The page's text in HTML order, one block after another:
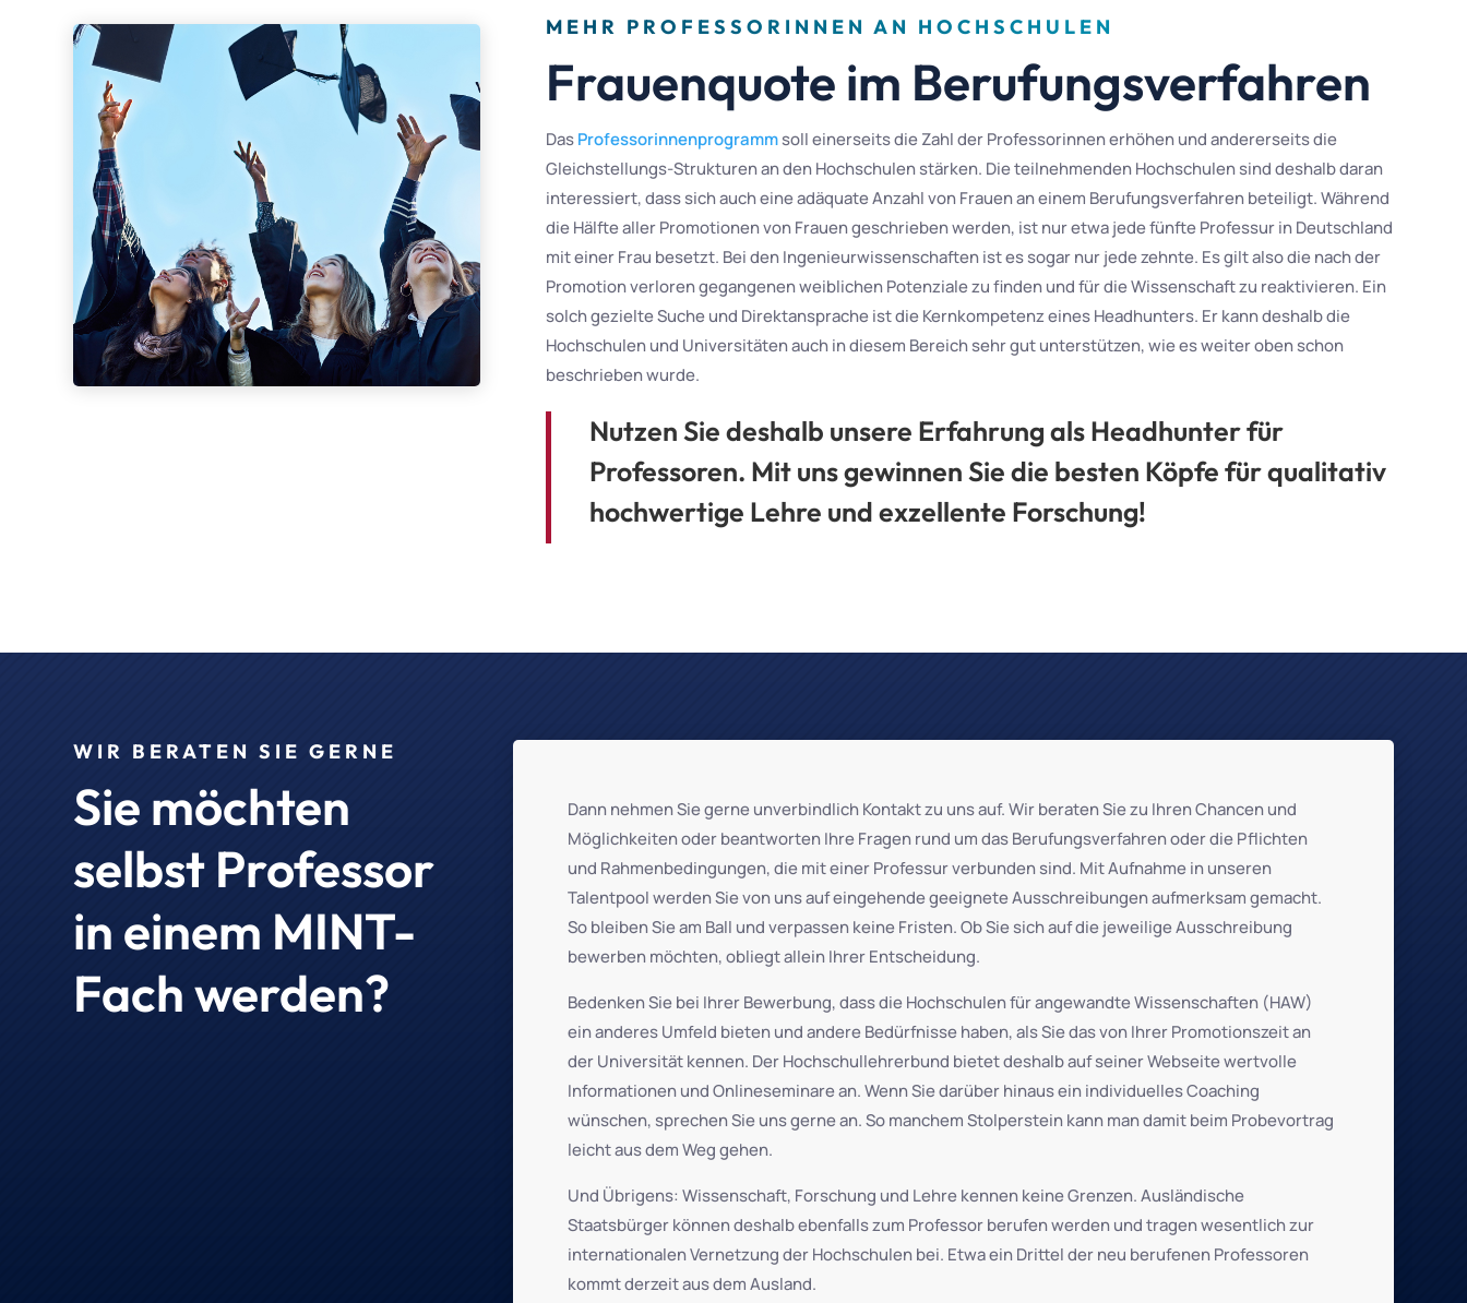
MEHR PROFESSORINNEN AN HOCHSCHULEN
Frauenquote im Berufungsverfahren
DasProfessorinnenprogrammsoll einerseits die Zahl der Professorinnen erhöhen und andererseits die
Gleichstellungs-Strukturen an den Hochschulen stärken. Die teilnehmenden Hochschulen sind deshalb daran
interessiert, dass sich auch eine adäquate Anzahl von Frauen an einem Berufungsverfahren beteiligt. Während
die Hälfte aller Promotionen von Frauen geschrieben werden, ist nur etwa jede fünfte Professur in Deutschland
mit einer Frau besetzt. Bei den Ingenieurwissenschaften ist es sogar nur jede zehnte. Es gilt also die nach der
Promotion verloren gegangenen weiblichen Potenziale zu finden und für die Wissenschaft zu reaktivieren. Ein
solch gezielte Suche und Direktansprache ist die Kernkompetenz eines Headhunters. Er kann deshalb die
Hochschulen und Universitäten auch in diesem Bereich sehr gut unterstützen, wie es weiter oben schon
beschrieben wurde.
Nutzen Sie deshalb unsere Erfahrung als Headhunter für
Professoren. Mit uns gewinnen Sie die besten Köpfe für qualitativ
hochwertige Lehre und exzellente Forschung!
WIR BERATEN SIE GERNE
Sie möchten
selbst Professor
in einem MINT-
Fach werden?
Dann nehmen Sie gerne unverbindlichKontaktzu uns auf. Wir beraten Sie zu Ihren Chancen und
Möglichkeiten oder beantworten Ihre Fragen rund um das Berufungsverfahren oder die Pflichten
und Rahmenbedingungen, die mit einer Professur verbunden sind. Mit Aufnahme in unseren
Talentpool werden Sie von uns auf eingehende geeignete Ausschreibungen aufmerksam gemacht.
So bleiben Sie am Ball und verpassen keine Fristen. Ob Sie sich auf die jeweilige Ausschreibung
bewerben möchten, obliegt allein Ihrer Entscheidung.
Bedenken Sie bei Ihrer Bewerbung, dass die Hochschulen für angewandte Wissenschaften (HAW)
ein anderes Umfeld bieten und andere Bedürfnisse haben, als Sie das von Ihrer Promotionszeit an
der Universität kennen. Der Hochschullehrerbund bietet deshalb auf seinerWebseite wertvolle
Informationen und Onlineseminarean. Wenn Sie darüber hinaus ein individuelles Coaching
wünschen, sprechen Sie uns gerne an. So manchem Stolperstein kann man damit beim Probevortrag
leicht aus dem Weg gehen.
Und Übrigens: Wissenschaft, Forschung und Lehre kennen keine Grenzen. Ausländische
Staatsbürger können deshalb ebenfalls zum Professor berufen werden und tragen wesentlich zur
internationalen Vernetzung der Hochschulen bei. Etwa ein Drittel der neu berufenen Professoren
kommt derzeit aus dem Ausland.